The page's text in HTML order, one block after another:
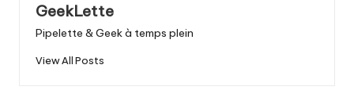
GeekLette
Pipelette & Geek à temps plein
View All Posts